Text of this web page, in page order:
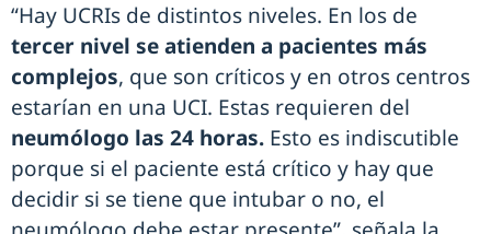
“Hay UCRIs de distintos niveles. En los de
tercer nivel se atienden a pacientes más
complejos, que son críticos y en otros centros
estarían en una UCI. Estas requieren del
neumólogo las 24 horas. Esto es indiscutible
porque si el paciente está crítico y hay que
decidir si se tiene que intubar o no, el